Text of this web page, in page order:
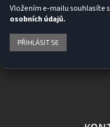
Vložením e-mailu souhlasíte s
osobních údajů.
PŘIHLÁSIT SE